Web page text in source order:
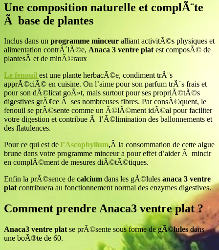
Une composition naturelle et complÃ¨te
Ã base de plantes
Inclus dans un programme minceur alliant activitÃ©s physiques et
alimentation contrÃ´lÃ©e, Anaca 3 ventre platest composÃ© de
plantesÂ et de minÃ©raux
Le fenouil est une plante herbacÃ©e, condiment trÃ¨s
apprÃ©ciÃ© en cuisine. On l’aime pour son parfum trÃ¨s frais et
pour son dÃ©licat goÃ»t, mais surtout pour ses propriÃ©tÃ©s
digestives grÃ¢ce Ã ses nombreuses fibres. Par consÃ©quent, le
fenouil se prÃ©sente comme un Ã©lÃ©ment idÃ©al pour faciliter
votre digestion et contribue Ã l’Ã©limination des ballonnements et
des flatulences.
Pour ce qui est de l’Ascophyllum,Â la consommation de cette algue
brune dans votre programme minceur a pour effet d’aider Ã mincir
en complÃ©ment de mesures diÃ©tÃ©tiques.
Enfin la prÃ©sence de calcium dans les gÃ©lules anaca 3 ventre
platcontribuera au fonctionnement normal des enzymes digestives.
Comment prendre Anaca3 ventre plat ?
Anaca3 ventre plat se prÃ©sente sous forme degÃ©lulesdans
une boÃ®te de 60.